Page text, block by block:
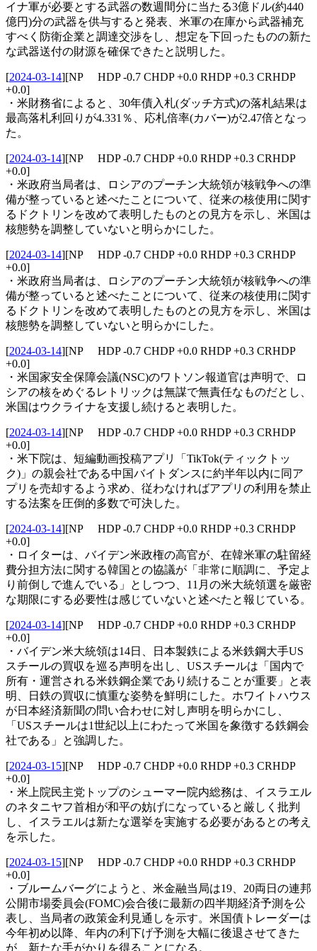
イナ軍が必要とする武器の数週間分に当たる3億ドル(約440
億円)分の武器を供与すると発表、米軍の在庫から武器補充
すべく防衛企業と調達交渉をし、想定を下回ったものの新た
な武器送付の財源を確保できたと説明した。
[2024-03-14][NP HDP -0.7 CHDP +0.0 RHDP +0.3 CRHDP
+0.0]
・米財務省によると、30年債入札(ダッチ方式)の落札結果は
最高落札利回りが4.331％、応札倍率(カバー)が2.47倍となっ
た。
[2024-03-14][NP HDP -0.7 CHDP +0.0 RHDP +0.3 CRHDP
+0.0]
・米政府当局者は、ロシアのプーチン大統領が核戦争への準
備が整っていると述べたことについて、従来の核使用に関す
るドクトリンを改めて表明したものとの見方を示し、米国は
核態勢を調整していないと明らかにした。
[2024-03-14][NP HDP -0.7 CHDP +0.0 RHDP +0.3 CRHDP
+0.0]
・米政府当局者は、ロシアのプーチン大統領が核戦争への準
備が整っていると述べたことについて、従来の核使用に関す
るドクトリンを改めて表明したものとの見方を示し、米国は
核態勢を調整していないと明らかにした。
[2024-03-14][NP HDP -0.7 CHDP +0.0 RHDP +0.3 CRHDP
+0.0]
・米国家安全保障会議(NSC)のワトソン報道官は声明で、ロ
シアの核をめぐるレトリックは無謀で無責任なものだとし、
米国はウクライナを支援し続けると表明した。
[2024-03-14][NP HDP -0.7 CHDP +0.0 RHDP +0.3 CRHDP
+0.0]
・米下院は、短編動画投稿アプリ「TikTok(ティックトッ
ク)」の親会社である中国バイトダンスに約半年以内に同ア
プリを売却するよう求め、従わなければアプリの利用を禁止
する法案を圧倒的多数で可決した。
[2024-03-14][NP HDP -0.7 CHDP +0.0 RHDP +0.3 CRHDP
+0.0]
・ロイターは、バイデン米政権の高官が、在韓米軍の駐留経
費分担方法に関する韓国との協議が「非常に順調に、予定よ
り前倒しで進んでいる」としつつ、11月の米大統領選を厳密
な期限にする必要性は感じていないと述べたと報じている。
[2024-03-14][NP HDP -0.7 CHDP +0.0 RHDP +0.3 CRHDP
+0.0]
・バイデン米大統領は14日、日本製鉄による米鉄鋼大手US
スチールの買収を巡る声明を出し、USスチールは「国内で
所有・運営される米鉄鋼企業であり続けることが重要」と表
明、日鉄の買収に慎重な姿勢を鮮明にした。ホワイトハウス
が日本経済新聞の問い合わせに対し声明を明らかにし、
「USスチールは1世紀以上にわたって米国を象徴する鉄鋼会
社である」と強調した。
[2024-03-15][NP HDP -0.7 CHDP +0.0 RHDP +0.3 CRHDP
+0.0]
・米上院民主党トップのシューマー院内総務は、イスラエル
のネタニヤフ首相が和平の妨げになっていると厳しく批判
し、イスラエルは新たな選挙を実施する必要があるとの考え
を示した。
[2024-03-15][NP HDP -0.7 CHDP +0.0 RHDP +0.3 CRHDP
+0.0]
・ブルームバーグにようと、米金融当局は19、20両日の連邦
公開市場委員会(FOMC)会合後に最新の四半期経済予測を公
表し、当局者の政策金利見通しを示す。米国債トレーダーは
今年初め以降、年内の利下げ予測を大幅に後退させてきた
が、新たな手がかりを得ることになる。